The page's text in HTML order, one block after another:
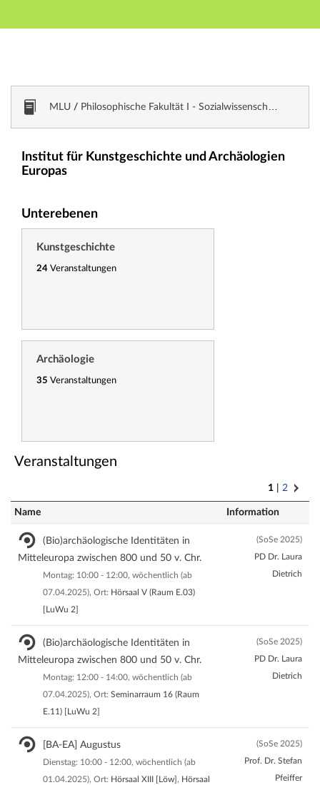
Hauptnavigation
Fußzeile
MLU / Philosophische Fakultät I - Sozialwissenschaften und historische Kulturwissenschaften
Institut für Kunstgeschichte und Archäologien
Europas
Unterebenen
Kunstgeschichte
24 Veranstaltungen
Archäologie
35 Veranstaltungen
Veranstaltungen
1 2
Name Information
(Bio)archäologische Identitäten in
Mitteleuropa zwischen 800 und 50 v. Chr.
Montag: 10:00 - 12:00, wöchentlich (ab
07.04.2025), Ort: Hörsaal V (Raum E.03)
[LuWu 2]
(SoSe 2025)
PD Dr. Laura
Dietrich
(Bio)archäologische Identitäten in
Mitteleuropa zwischen 800 und 50 v. Chr.
Montag: 12:00 - 14:00, wöchentlich (ab
07.04.2025), Ort: Seminarraum 16 (Raum
E.11) [LuWu 2]
(SoSe 2025)
PD Dr. Laura
Dietrich
[BA-EA] Augustus
Dienstag: 10:00 - 12:00, wöchentlich (ab
01.04.2025), Ort: Hörsaal XIII [Löw] , Hörsaal
(SoSe 2025)
Prof. Dr. Stefan
Pfeiffer